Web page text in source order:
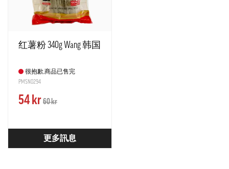
红薯粉 340g Wang 韩国
很抱歉,商品已售完
PMSN0294
54 kr60 kr
更多訊息